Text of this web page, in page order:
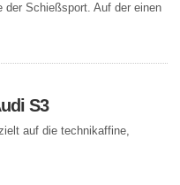
der Schießsport. Auf der einen
S3
auf die technikaffine,